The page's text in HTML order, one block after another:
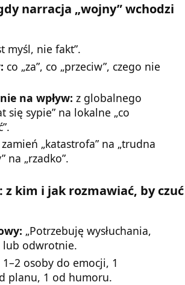
narracja „wojny” wchodzi
myśl, nie fakt”.
co „za”, co „przeciw”, czego nie
na wpływ: z globalnego
się sypie” na lokalne „co
zamień „katastrofa” na „trudna
na „rzadko”.
z kim i jak rozmawiać, by czuć
„Potrzebuję wysłuchania,
lub odwrotnie.
1–2 osoby do emocji, 1
planu, 1 od humoru.